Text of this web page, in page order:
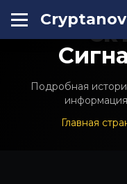
Cryptanov
Подробная
Главная